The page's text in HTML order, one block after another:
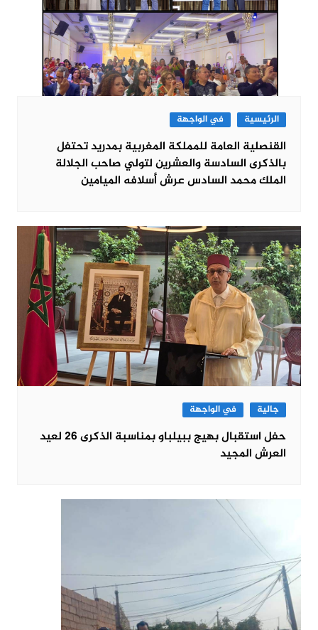
الرئيسية في الواجهة
القنصلية العامة للمملكة المغربية بمدريد تحتفل
بالذكرى السادسة والعشرين لتولي صاحب الجلالة
الملك محمد السادس عرش أسلافه الميامين
جالية في الواجهة
حفل استقبال بهيج ببيلباو بمناسبة الذكرى 26 لعيد
العرش المجيد